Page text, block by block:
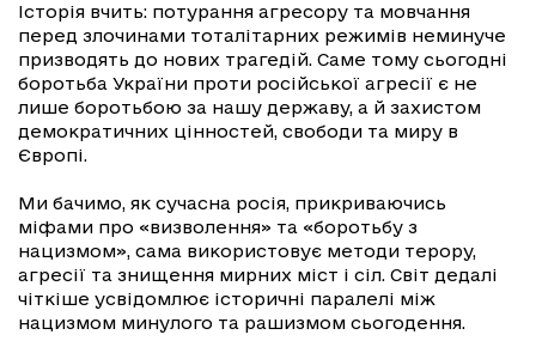
Історія вчить: потурання агресору та мовчання
перед злочинами тоталітарних режимів неминуче
призводять до нових трагедій. Саме тому сьогодні
боротьба України проти російської агресії є не
лише боротьбою за нашу державу, а й захистом
демократичних цінностей, свободи та миру в
Європі.
Ми бачимо, як сучасна росія, прикриваючись
міфами про «визволення» та «боротьбу з
нацизмом», сама використовує методи терору,
агресії та знищення мирних міст і сіл. Світ дедалі
чіткіше усвідомлює історичні паралелі між
нацизмом минулого та рашизмом сьогодення.